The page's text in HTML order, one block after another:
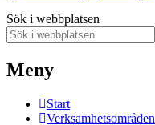
Sök i webbplatsen
Meny
Start
Verksamhetsområden